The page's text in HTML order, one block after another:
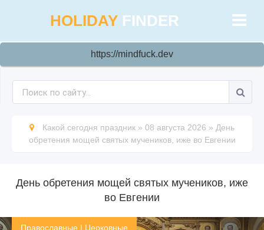
HOLIDAY FINDER
https://mindfuck.dev
Какой сегодня праздник » 08 августа 2026 » День
обретения мощей святых мучеников, иже во Евгении
День обретения мощей святых мучеников, иже
во Евгении
Православные | Церковные